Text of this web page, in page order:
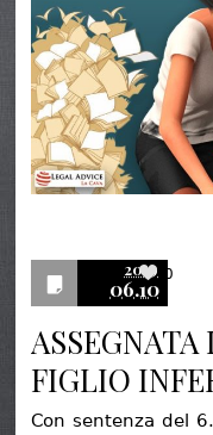
2019
06.10
0
FIGLIO
Con sentenza del